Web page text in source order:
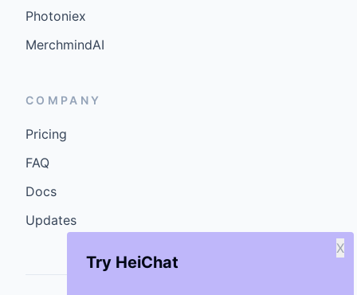
Try HeiChat
X
Photoniex
MerchmindAI
COMPANY
Pricing
FAQ
Docs
Updates